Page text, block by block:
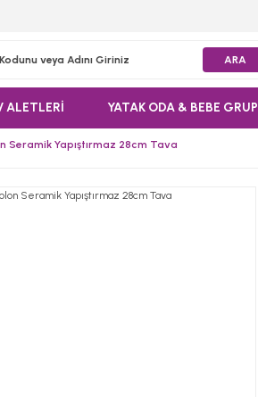
ARA
ALETLERİ YATAK ODA & BEBE GRUP
Yapıştırmaz 28cm Tava